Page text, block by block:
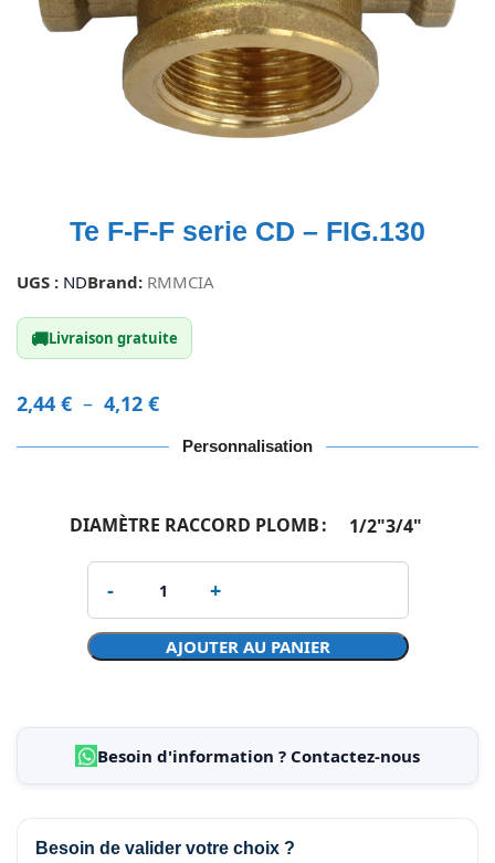
Te F-F-F serie CD – FIG.130
UGS : NDBrand: RMMCIA
🚚Livraison gratuite
2,44 € – 4,12 €
Personnalisation
DIAMÈTRE RACCORD PLOMB 1/2"3/4"
AJOUTER AU PANIER
Besoin d'information ? Contactez-nous
Besoin de valider votre choix ?